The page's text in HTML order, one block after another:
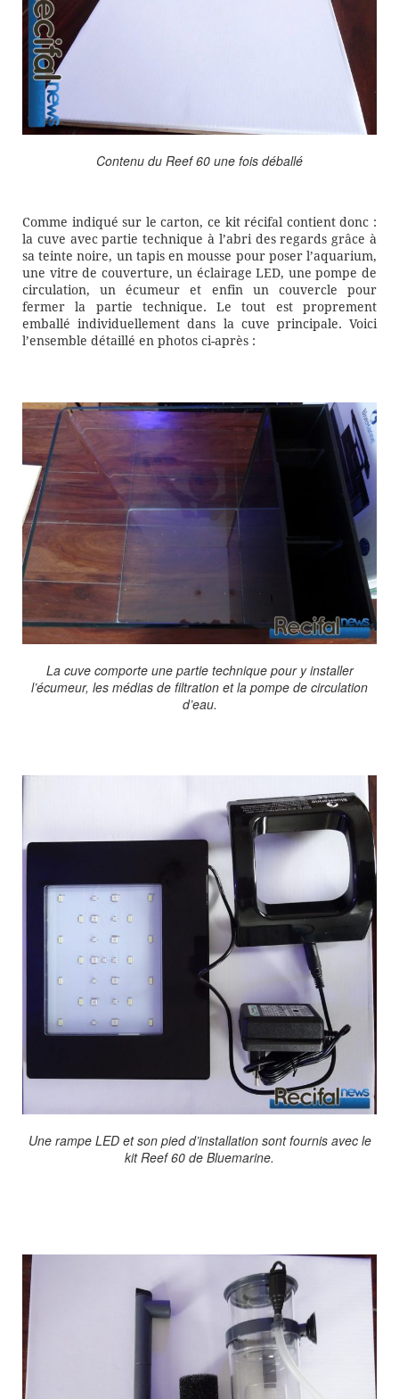
Contenu du Reef 60 une fois déballé
Comme indiqué sur le carton, ce kit récifal contient donc :
la cuve avec partie technique à l’abri des regards grâce à
sa teinte noire, un tapis en mousse pour poser l’aquarium,
une vitre de couverture, un éclairage LED, une pompe de
circulation, un écumeur et enfin un couvercle pour
fermer la partie technique. Le tout est proprement
emballé individuellement dans la cuve principale. Voici
l’ensemble détaillé en photos ci-après :
La cuve comporte une partie technique pour y installer
l’écumeur, les médias de filtration et la pompe de circulation
d’eau.
Une rampe LED et son pied d’installation sont fournis avec le
kit Reef 60 de Bluemarine.